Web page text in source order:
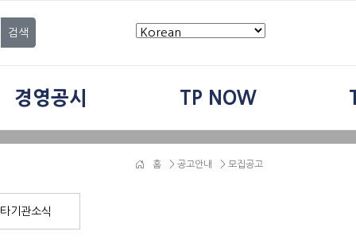
검색
경영공시 TP NOW
> 모집공고
> 공고안내
홈
타기관소식